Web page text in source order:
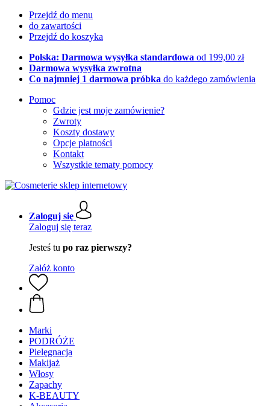
Przejdź do menu
do zawartości
Przejdź do koszyka
Polska: Darmowa wysyłka standardowa od 199,00 zł
Darmowa wysyłka zwrotna
Co najmniej 1 darmowa próbka do każdego zamówienia
Pomoc
Gdzie jest moje zamówienie?
Zwroty
Koszty dostawy
Opcje płatności
Kontakt
Wszystkie tematy pomocy
Zaloguj się
Zaloguj się teraz
Jesteś tu po raz pierwszy?
Załóż konto
Marki
PODRÓŻE
Pielęgnacja
Makijaż
Włosy
Zapachy
K-BEAUTY